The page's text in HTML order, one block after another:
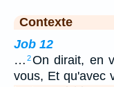
Contexte
Job 12
… 2On dirait, en
vous, Et qu'avec